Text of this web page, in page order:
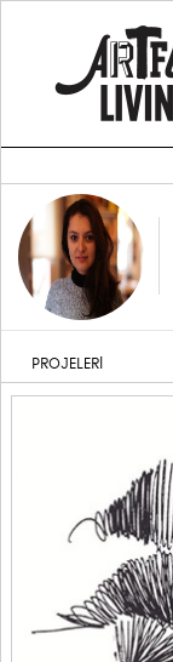
PROJELERİ